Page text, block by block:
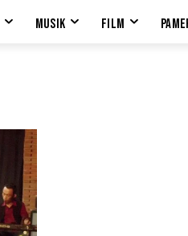
MUSIK FILM